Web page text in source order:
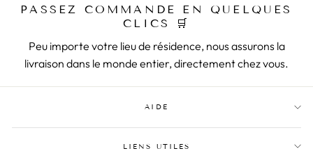
PASSEZ COMMANDE EN QUELQUES
CLICS 🛒
Peu importe votre lieu de résidence, nous assurons la
livraison dans le monde entier, directement chez vous.
AIDE
LIENS UTILES